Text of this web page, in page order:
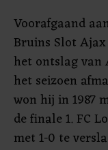
Voorafgaand
Bruins Slot
het ontslag van
het seizoen
won hij in 1987
de finale 1. FC
met 1-0 te